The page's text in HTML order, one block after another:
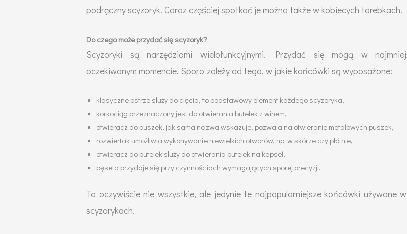
podręczny scyzoryk. Coraz częściej spotkać je można także w kobiecych torebkach.
Do czego może przydać się scyzoryk?
Scyzoryki są narzędziami wielofunkcyjnymi. Przydać się mogą w najmniej
oczekiwanym momencie. Sporo zależy od tego, w jakie końcówki są wyposażone:
klasyczne ostrze służy do cięcia, to podstawowy element każdego scyzoryka,
korkociąg przeznaczony jest do otwierania butelek z winem,
otwieracz do puszek, jak sama nazwa wskazuje, pozwala na otwieranie metalowych puszek,
rozwiertak umożliwia wykonywanie niewielkich otworów, np. w skórze czy płótnie,
otwieracz do butelek służy do otwierania butelek na kapsel,
pęseta przydaje się przy czynnościach wymagających sporej precyzji.
To oczywiście nie wszystkie, ale jedynie te najpopularniejsze końcówki używane w
scyzorykach.